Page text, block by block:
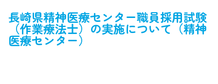
長崎県精神医療センター職員採用試験
（作業療法士）の実施について（精神
医療センター）